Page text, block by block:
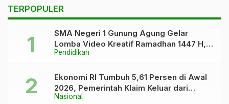
Partai dan Perjuangkan
Aspirasi Rakyat
TERPOPULER
Pendidikan
SMA Negeri 1 Gunung Agung Gelar
Lomba Video Kreatif Ramadhan 1447 H,
Asah Bakat dan Pererat Kebersamaan
Nasional
Ekonomi RI Tumbuh 5,61 Persen di Awal
2026, Pemerintah Klaim Keluar dari
“Kutukan” 5 Persen